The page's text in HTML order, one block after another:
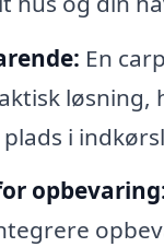
En
løsning,
i